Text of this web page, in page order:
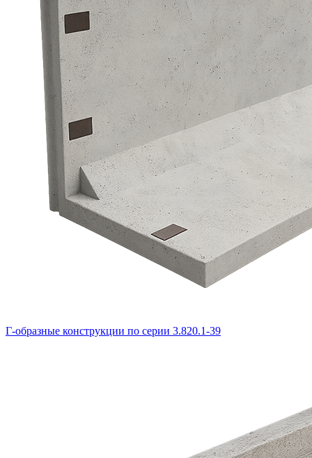
Г-образные конструкции по серии 3.820.1-39